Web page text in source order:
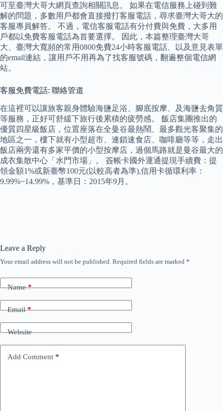
可至臺灣大哥大網頁查詢相關訊息。 如果在電信服務上碰到難
解的問題，多數用戶都會直接撥打客服電話，尋求臺灣大哥大的
客服專員解答。 不過，電信客服電話有分付費與免費，大多用
戶都以免費客服電話為首要選擇。 因此，本篇整理臺灣大哥
大、臺灣大寬頻的常用0800免費24小時客服電話、以及意見表單
的email連結，讓用戶不用再為了找客服號碼，翻遍整個電信網
站。
客服免費電話: 聯絡管道
在這裡可以讓旅客親身體驗海鹽足浴、腳底按摩、及海鹽去角質
等服務，正好可舒緩下旅行後累積的疲勞感。 飯店集團推出的
優質四星級飯店，位置座落在全曼谷最熱鬧、最多觀光客聚集的
地區之一，樓下就有小型超市、連鎖速食店、咖啡廳等等，走出
飯店兩旁還有多家平價的小型按摩店，過個馬路就是曼谷最大的
成衣集散中心「水門市場」。 簽帳卡國外運通提現手續費：提
領金額1%或新臺幣100元(以較高者為準),信用卡循環利率：
9.99%~14.99%，基準日：2015年9月。
Leave a Reply
Your email address will not be published. Required fields are marked *
Name*
Email*
Website
Add Comment *